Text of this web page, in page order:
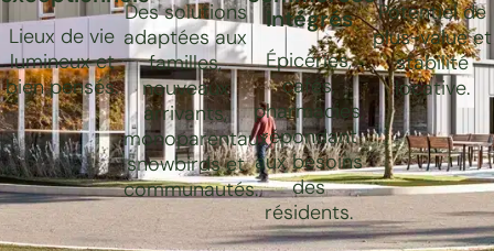
Lieux de vie
lumineux et
bien pensés.
Des solutions
adaptées aux
familles,
nouveaux
arrivants,
monoparentaux,
snowbirds et
communautés.
intégrés
Épiceries,
cafés,
pharmacies,
répondant
aux besoins
des
résidents.
Potentiel de
plus-value et
stabilité
locative.